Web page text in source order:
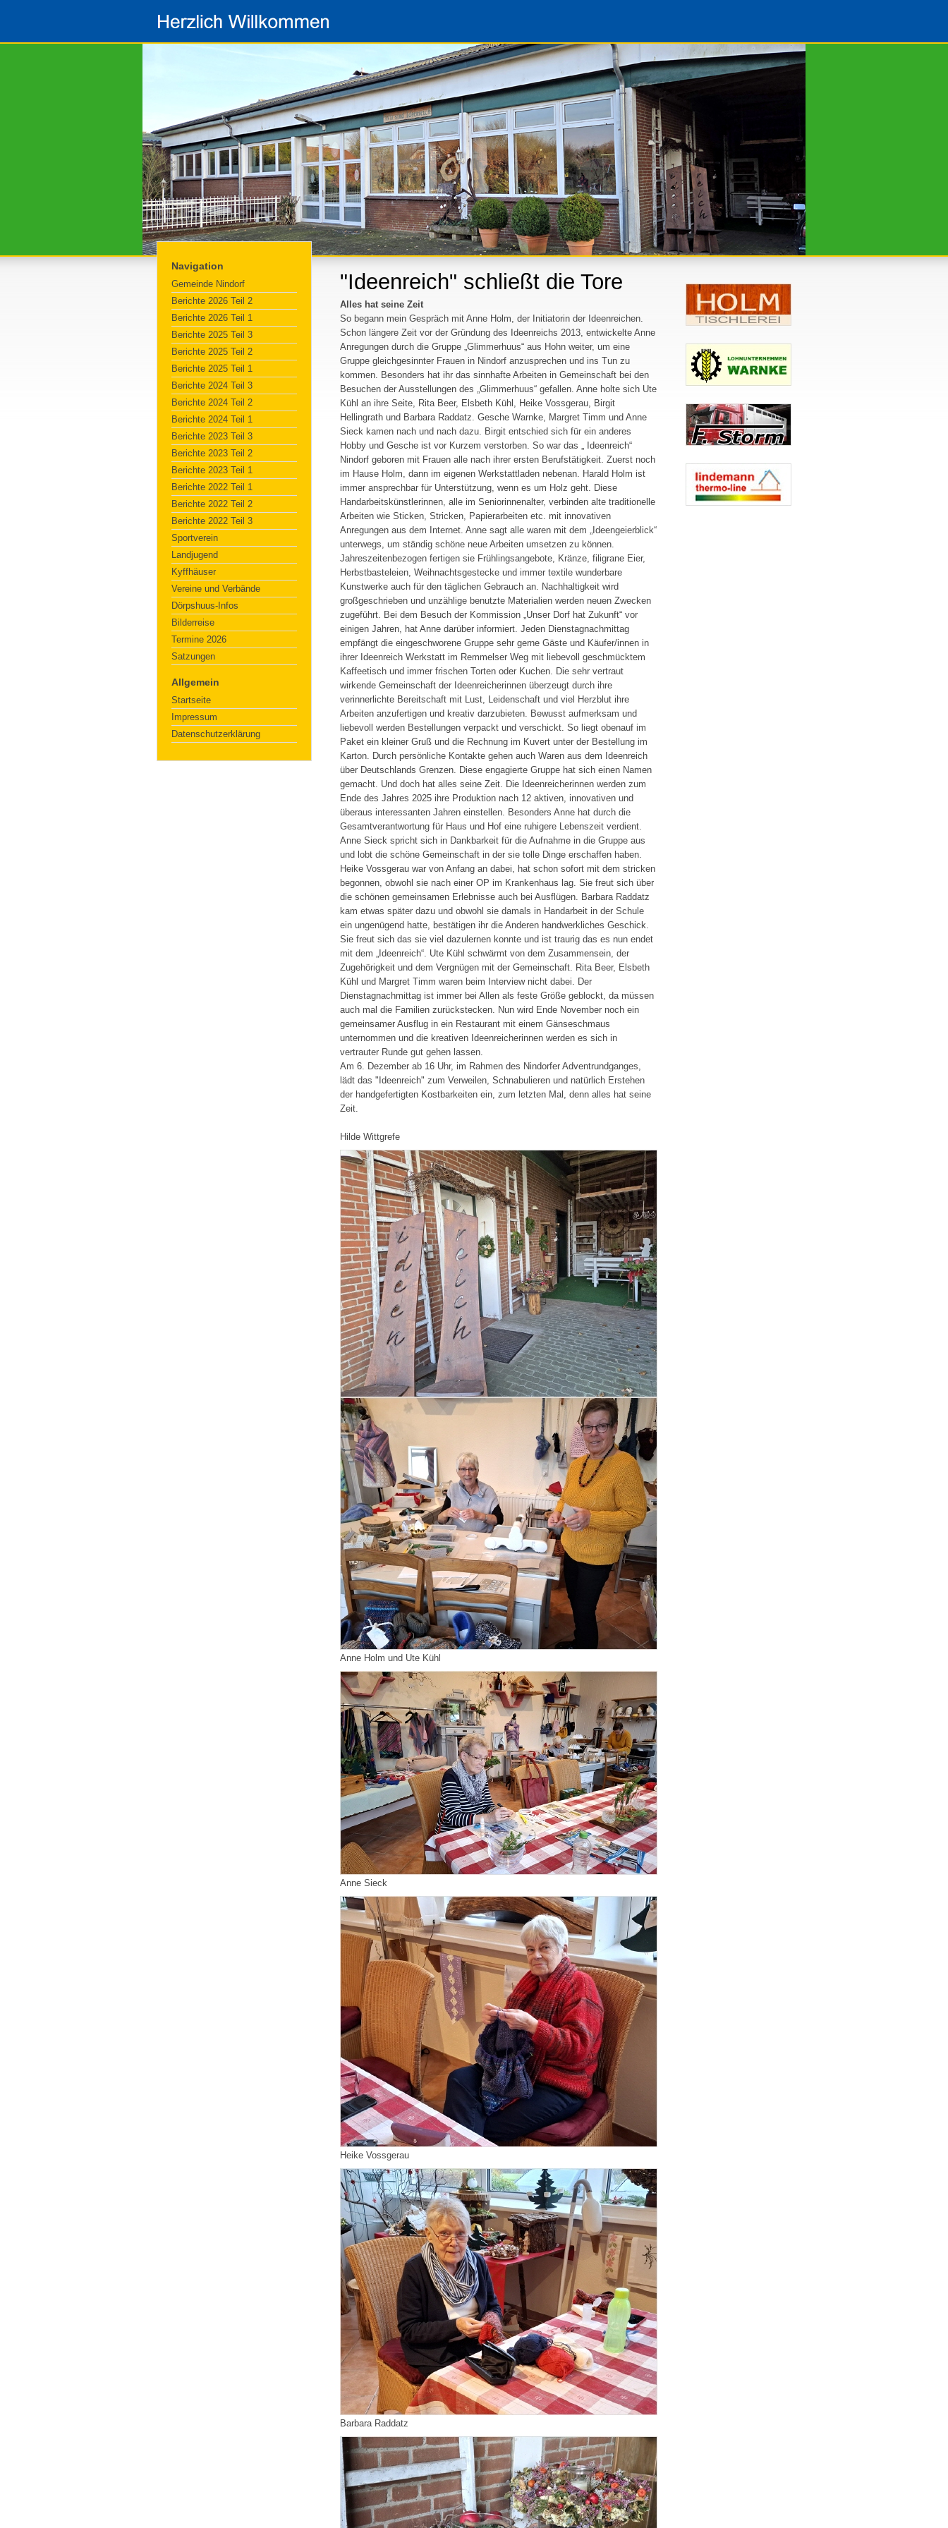
Navigation
Gemeinde Nindorf
Berichte 2026 Teil 2
Berichte 2026 Teil 1
Berichte 2025 Teil 3
Berichte 2025 Teil 2
Berichte 2025 Teil 1
Berichte 2024 Teil 3
Berichte 2024 Teil 2
Berichte 2024 Teil 1
Berichte 2023 Teil 3
Berichte 2023 Teil 2
Berichte 2023 Teil 1
Berichte 2022 Teil 1
Berichte 2022 Teil 2
Berichte 2022 Teil 3
Sportverein
Landjugend
Kyffhäuser
Vereine und Verbände
Dörpshuus-Infos
Bilderreise
Termine 2026
Satzungen
Allgemein
Startseite
Impressum
Datenschutzerklärung
"Ideenreich" schließt die Tore
Alles hat seine Zeit
So begann mein Gespräch mit Anne Holm, der Initiatorin der Ideenreichen.
Schon längere Zeit vor der Gründung des Ideenreichs 2013, entwickelte Anne
Anregungen durch die Gruppe „Glimmerhuus“ aus Hohn weiter, um eine
Gruppe gleichgesinnter Frauen in Nindorf anzusprechen und ins Tun zu
kommen. Besonders hat ihr das sinnhafte Arbeiten in Gemeinschaft bei den
Besuchen der Ausstellungen des „Glimmerhuus“ gefallen. Anne holte sich Ute
Kühl an ihre Seite, Rita Beer, Elsbeth Kühl, Heike Vossgerau, Birgit
Hellingrath und Barbara Raddatz. Gesche Warnke, Margret Timm und Anne
Sieck kamen nach und nach dazu. Birgit entschied sich für ein anderes
Hobby und Gesche ist vor Kurzem verstorben. So war das „ Ideenreich“
Nindorf geboren mit Frauen alle nach ihrer ersten Berufstätigkeit. Zuerst noch
im Hause Holm, dann im eigenen Werkstattladen nebenan. Harald Holm ist
immer ansprechbar für Unterstützung, wenn es um Holz geht. Diese
Handarbeitskünstlerinnen, alle im Seniorinnenalter, verbinden alte traditionelle
Arbeiten wie Sticken, Stricken, Papierarbeiten etc. mit innovativen
Anregungen aus dem Internet. Anne sagt alle waren mit dem „Ideengeierblick“
unterwegs, um ständig schöne neue Arbeiten umsetzen zu können.
Jahreszeitenbezogen fertigen sie Frühlingsangebote, Kränze, filigrane Eier,
Herbstbasteleien, Weihnachtsgestecke und immer textile wunderbare
Kunstwerke auch für den täglichen Gebrauch an. Nachhaltigkeit wird
großgeschrieben und unzählige benutzte Materialien werden neuen Zwecken
zugeführt. Bei dem Besuch der Kommission „Unser Dorf hat Zukunft“ vor
einigen Jahren, hat Anne darüber informiert. Jeden Dienstagnachmittag
empfängt die eingeschworene Gruppe sehr gerne Gäste und Käufer/innen in
ihrer Ideenreich Werkstatt im Remmelser Weg mit liebevoll geschmücktem
Kaffeetisch und immer frischen Torten oder Kuchen. Die sehr vertraut
wirkende Gemeinschaft der Ideenreicherinnen überzeugt durch ihre
verinnerlichte Bereitschaft mit Lust, Leidenschaft und viel Herzblut ihre
Arbeiten anzufertigen und kreativ darzubieten. Bewusst aufmerksam und
liebevoll werden Bestellungen verpackt und verschickt. So liegt obenauf im
Paket ein kleiner Gruß und die Rechnung im Kuvert unter der Bestellung im
Karton. Durch persönliche Kontakte gehen auch Waren aus dem Ideenreich
über Deutschlands Grenzen. Diese engagierte Gruppe hat sich einen Namen
gemacht. Und doch hat alles seine Zeit. Die Ideenreicherinnen werden zum
Ende des Jahres 2025 ihre Produktion nach 12 aktiven, innovativen und
überaus interessanten Jahren einstellen. Besonders Anne hat durch die
Gesamtverantwortung für Haus und Hof eine ruhigere Lebenszeit verdient.
Anne Sieck spricht sich in Dankbarkeit für die Aufnahme in die Gruppe aus
und lobt die schöne Gemeinschaft in der sie tolle Dinge erschaffen haben.
Heike Vossgerau war von Anfang an dabei, hat schon sofort mit dem stricken
begonnen, obwohl sie nach einer OP im Krankenhaus lag. Sie freut sich über
die schönen gemeinsamen Erlebnisse auch bei Ausflügen. Barbara Raddatz
kam etwas später dazu und obwohl sie damals in Handarbeit in der Schule
ein ungenügend hatte, bestätigen ihr die Anderen handwerkliches Geschick.
Sie freut sich das sie viel dazulernen konnte und ist traurig das es nun endet
mit dem „Ideenreich“. Ute Kühl schwärmt von dem Zusammensein, der
Zugehörigkeit und dem Vergnügen mit der Gemeinschaft. Rita Beer, Elsbeth
Kühl und Margret Timm waren beim Interview nicht dabei. Der
Dienstagnachmittag ist immer bei Allen als feste Größe geblockt, da müssen
auch mal die Familien zurückstecken. Nun wird Ende November noch ein
gemeinsamer Ausflug in ein Restaurant mit einem Gänseschmaus
unternommen und die kreativen Ideenreicherinnen werden es sich in
vertrauter Runde gut gehen lassen.
Am 6. Dezember ab 16 Uhr, im Rahmen des Nindorfer Adventrundganges,
lädt das "Ideenreich" zum Verweilen, Schnabulieren und natürlich Erstehen
der handgefertigten Kostbarkeiten ein, zum letzten Mal, denn alles hat seine
Zeit.
Hilde Wittgrefe
Anne Holm und Ute Kühl
Anne Sieck
Heike Vossgerau
Barbara Raddatz